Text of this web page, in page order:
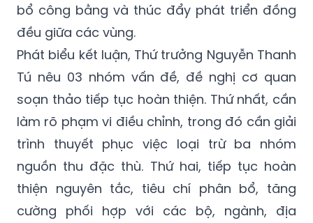
bổ công bằng và thúc đẩy phát triển đồng
đều giữa các vùng.
Phát biểu kết luận, Thứ trưởng Nguyễn Thanh
Tú nêu 03 nhóm vấn đề, đề nghị cơ quan
soạn thảo tiếp tục hoàn thiện. Thứ nhất, cần
làm rõ phạm vi điều chỉnh, trong đó cần giải
trình thuyết phục việc loại trừ ba nhóm
nguồn thu đặc thù. Thứ hai, tiếp tục hoàn
thiện nguyên tắc, tiêu chí phân bổ, tăng
cường phối hợp với các bộ, ngành, địa